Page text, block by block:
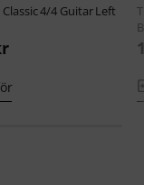
Classic 4/4 Guitar Left